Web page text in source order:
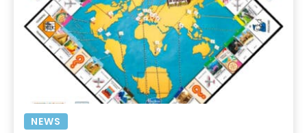
NEWS